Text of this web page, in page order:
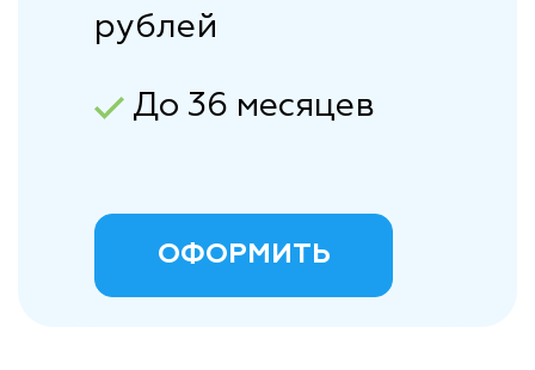
рублей
До 36 месяцев
ОФОРМИТЬ